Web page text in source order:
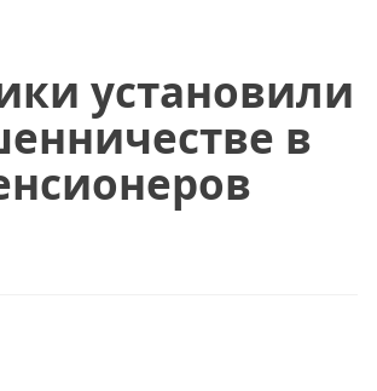
установили
в